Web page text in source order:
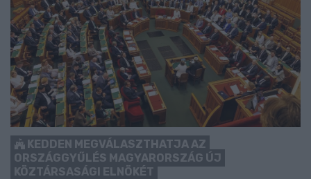
KEDDEN MEGVÁLASZTHATJA AZ
ORSZÁGGYŰLÉS MAGYARORSZÁG ÚJ
KÖZTÁRSASÁGI ELNÖKÉT